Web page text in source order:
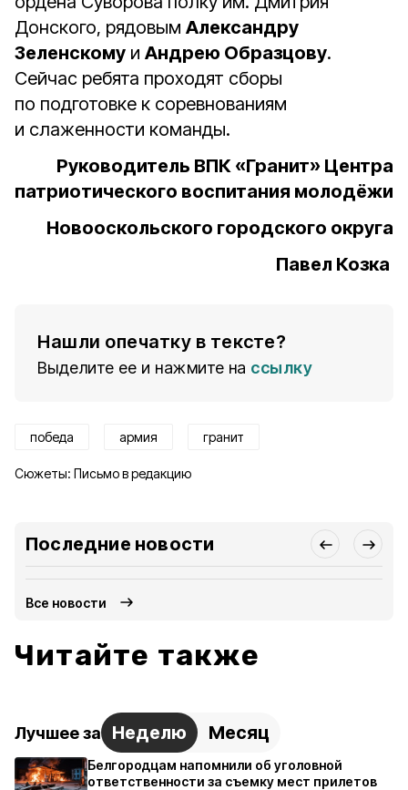
Донского, рядовым Александру
Зеленскому и Андрею Образцову.
Сейчас ребята проходят сборы
по подготовке к соревнованиям
и слаженности команды.
Руководитель ВПК «Гранит» Центра
патриотического воспитания молодёжи
Новооскольского городского округа
Павел Козка
Нашли опечатку в тексте?
Выделите ее и нажмите на ссылку
победа армия гранит
Сюжеты: Письмо в редакцию
Последние новости
Все новости
Читайте также
Лучшее за Неделю Месяц
Белгородцам напомнили об уголовной
ответственности за съемку мест прилетов